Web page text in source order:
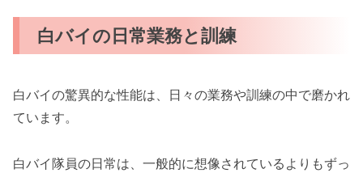
白バイの日常業務と訓練
白バイの驚異的な性能は、日々の業務や訓練の中で磨かれ
ています。
白バイ隊員の日常は、一般的に想像されているよりもずっ